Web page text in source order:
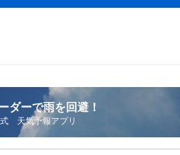
ダーで雨を回避！
天気予報アプリ